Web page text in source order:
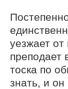
уезжает от
преподает
тоска по
знать, и он